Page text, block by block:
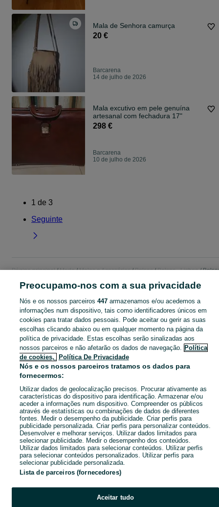
Mala de Senhora camurça
20 €
Barcarena
14 de julho de 2026
Mala excutivo em pele genuína
artesanal com fechadura 17"
298 €
Barcarena
10 de julho de 2026
1 de 3
Seguinte
Página principal Moda Malas e Acessórios Bolsas Bolsas - Lisboa
CATEGORIA
Navegue pelos últimos anúncios de Bolsas em Barcarena no OLX Portugal. Compre e venda produtos locais com facilidade e segurança. Mostrar
Mapa do site
Mapa das freguesias
Mapa de mini-sites
Pesquisas populares
Preocupamo-nos com a sua privacidade
Nós e os nossos parceiros 447armazenamos e/ou acedemos a
informações num dispositivo, tais como identificadores únicos em
cookies para tratar dados pessoais. Pode aceitar ou gerir as suas
escolhas clicando abaixo ou em qualquer momento na página da
política de privacidade. Estas escolhas serão sinalizadas aos
nossos parceiros e não afetarão os dados de navegação. Política
de cookies,
Política De Privacidade
Nós e os nossos parceiros tratamos os dados para
fornecermos:
Utilizar dados de geolocalização precisos. Procurar ativamente as
características do dispositivo para identificação. Armazenar e/ou
aceder a informações num dispositivo. Compreender os públicos
através de estatísticas ou combinações de dados de diferentes
fontes. Medir o desempenho da publicidade. Criar perfis para
publicidade personalizada. Criar perfis para personalizar conteúdos.
Desenvolver e melhorar serviços. Utilizar dados limitados para
selecionar publicidade. Medir o desempenho dos conteúdos.
Utilizar dados limitados para selecionar conteúdos. Utilizar perfis
para selecionar conteúdos personalizados. Utilizar perfis para
selecionar publicidade personalizada.
Lista de parceiros (fornecedores)
Aceitar tudo